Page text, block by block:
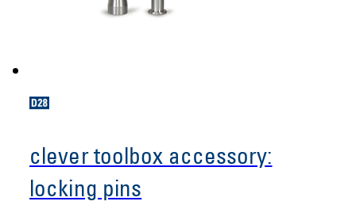
clever toolbox accessory:
locking pins